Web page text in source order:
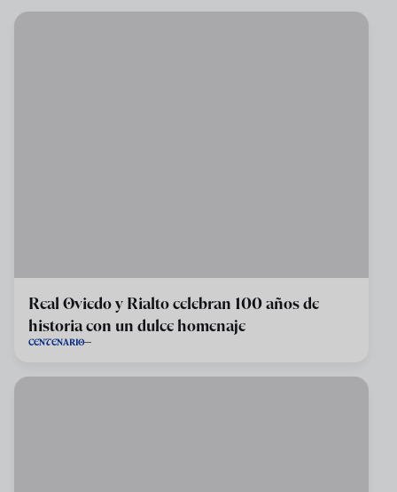
Real Oviedo y Rialto celebran 100 años de
historia con un dulce homenaje
CENTENARIO